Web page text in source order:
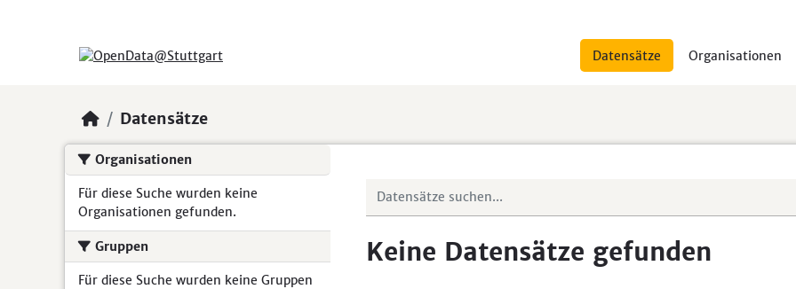
Datensätze Organisationen
Datensätze
Organisationen
Für diese Suche wurden keine
Organisationen gefunden.
Gruppen
Für diese Suche wurden keine Gruppen
Keine Datensätze gefunden